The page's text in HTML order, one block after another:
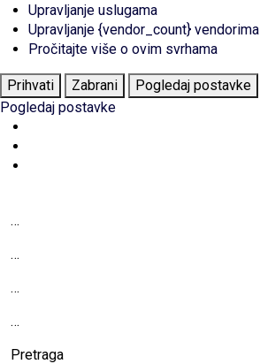
Upravljanje uslugama
Upravljanje {vendor_count} vendorima
Pročitajte više o ovim svrhama
Prihvati Zabrani Pogledaj postavke
Pogledaj postavke
…
…
…
…
Pretraga